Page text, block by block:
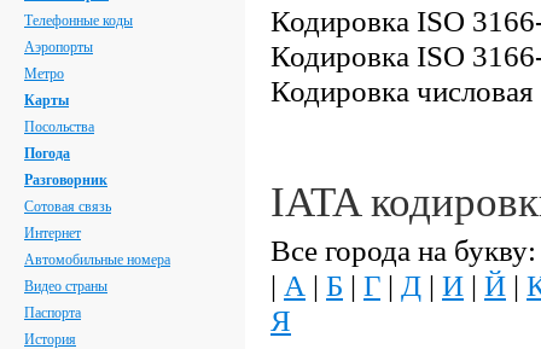
Телефонные коды
Аэропорты
Метро
Карты
Посольства
Погода
Разговорник
Сотовая связь
Интернет
Автомобильные номера
Видео страны
Паспорта
История
Кодировка ISO
Кодировка ISO
Кодировка
IATA
Все города на букву:
| А | Б | Г | Д | И | Й |
Я